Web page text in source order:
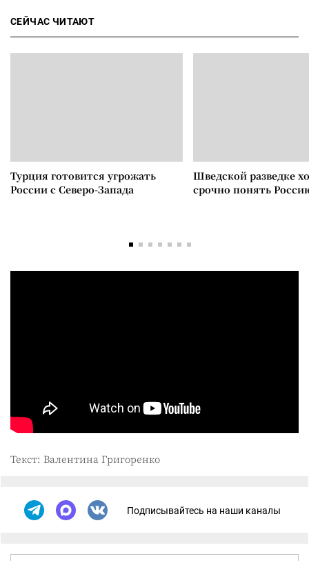
СЕЙЧАС ЧИТАЮТ
Турция готовится угрожать
России с Северо-Запада
Шведской разведке
срочно понять
Текст: Валентина Григоренко
Подписывайтесь на наши каналы